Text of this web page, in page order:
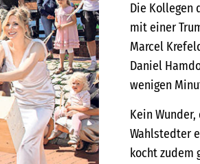
Die Kollegen
mit einer
Marcel
Daniel
wenigen
Kein
Wahlstedter
kocht zudem